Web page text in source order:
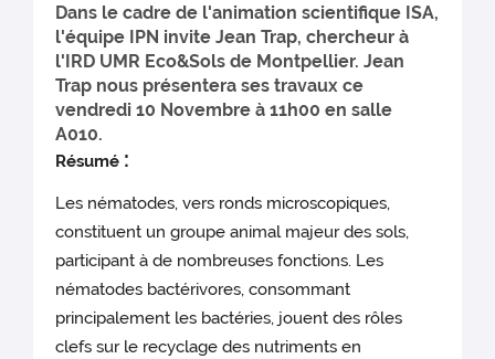
Dans le cadre de l'animation scientifique ISA,
l'équipe IPN invite Jean Trap, chercheur à
l'IRD UMR Eco&Sols de Montpellier. Jean
Trap nous présentera ses travaux ce
vendredi 10 Novembre à 11h00 en salle
A010.
Résumé :
Les nématodes, vers ronds microscopiques,
constituent un groupe animal majeur des sols,
participant à de nombreuses fonctions. Les
nématodes bactérivores, consommant
principalement les bactéries, jouent des rôles
clefs sur le recyclage des nutriments en